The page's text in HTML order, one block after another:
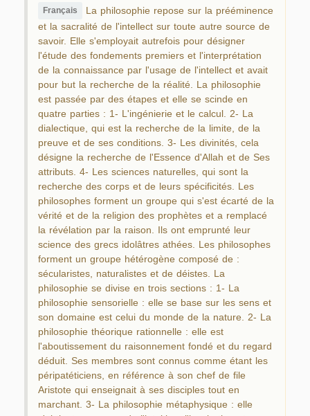
Français
La philosophie repose sur la prééminence
et la sacralité de l'intellect sur toute autre source de
savoir. Elle s'employait autrefois pour désigner
l'étude des fondements premiers et l'interprétation
de la connaissance par l'usage de l'intellect et avait
pour but la recherche de la réalité. La philosophie
est passée par des étapes et elle se scinde en
quatre parties : 1- L'ingénierie et le calcul. 2- La
dialectique, qui est la recherche de la limite, de la
preuve et de ses conditions. 3- Les divinités, cela
désigne la recherche de l'Essence d'Allah et de Ses
attributs. 4- Les sciences naturelles, qui sont la
recherche des corps et de leurs spécificités. Les
philosophes forment un groupe qui s'est écarté de la
vérité et de la religion des prophètes et a remplacé
la révélation par la raison. Ils ont emprunté leur
science des grecs idolâtres athées. Les philosophes
forment un groupe hétérogène composé de :
sécularistes, naturalistes et de déistes. La
philosophie se divise en trois sections : 1- La
philosophie sensorielle : elle se base sur les sens et
son domaine est celui du monde de la nature. 2- La
philosophie théorique rationnelle : elle est
l'aboutissement du raisonnement fondé et du regard
déduit. Ses membres sont connus comme étant les
péripatéticiens, en référence à son chef de file
Aristote qui enseignait à ses disciples tout en
marchant. 3- La philosophie métaphysique : elle